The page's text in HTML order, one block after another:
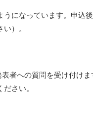
うになっています。申込
）。
者への質問を受け付け
さい。